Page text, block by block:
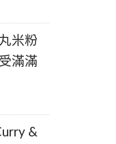
米粉
滿滿
&